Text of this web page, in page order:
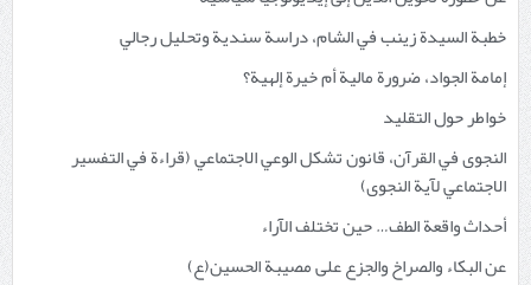
خطبة السيدة زينب في الشام، دراسة سندية وتحليل رجالي
إمامة الجواد، ضرورة مالية أم خيرة إلهية؟
خواطر حول التقليد
النجوى في القرآن، قانون تشكل الوعي الاجتماعي (قراءة في التفسير
الاجتماعي لآية النجوى)
أحداث واقعة الطف… حين تختلف الآراء
عن البكاء والصراخ والجزع على مصيبة الحسين(ع)